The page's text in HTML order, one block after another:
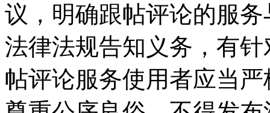
议，明确跟帖评论的服
法律法规告知义务，有
帖评论服务使用者应当